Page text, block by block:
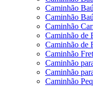
Caminhão
Caminhão
Caminhão
Caminhão de
Caminhão de
Caminhão
Caminhão
Caminhão
Caminhão